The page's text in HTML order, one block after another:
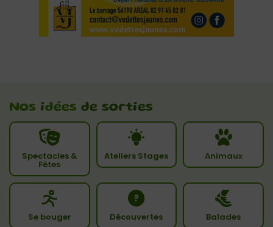
Nos idées de sorties
Spectacles &
Fêtes
Ateliers Stages Animaux
Se bouger Découvertes Balades